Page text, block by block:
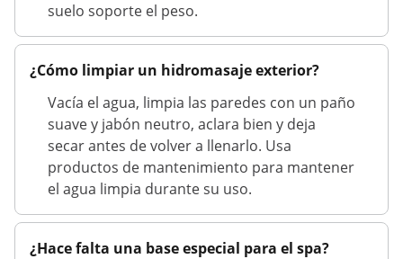
suelo soporte el peso.
¿Cómo limpiar un hidromasaje exterior?
Vacía el agua, limpia las paredes con un paño
suave y jabón neutro, aclara bien y deja
secar antes de volver a llenarlo. Usa
productos de mantenimiento para mantener
el agua limpia durante su uso.
¿Hace falta una base especial para el spa?